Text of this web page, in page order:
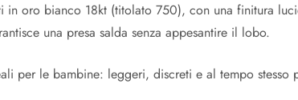
in oro bianco 18kt (titolato 750), con una finitura
una presa salda senza appesantire il lobo.
per le bambine: leggeri, discreti e al tempo